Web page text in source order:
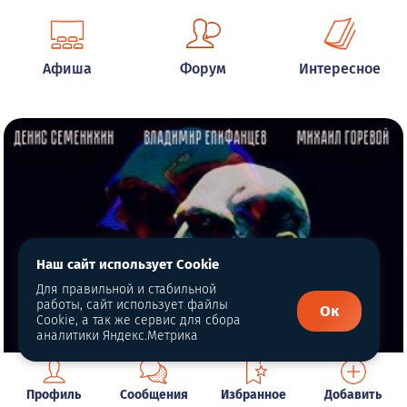
Афиша Форум Интересное
Профиль Сообщения Избранное Добавить
Наш сайт использует Cookie
Для правильной и стабильной
работы, сайт использует файлы
Cookie, а так же сервис для сбора
аналитики Яндекс.Метрика
Ок